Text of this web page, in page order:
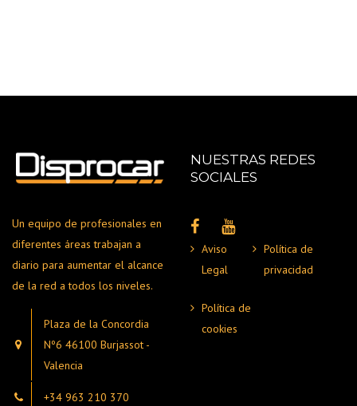
Un equipo de profesionales en
diferentes áreas trabajan a
diario para aumentar el alcance
de la red a todos los niveles.
Plaza de la Concordia
Nº6 46100 Burjassot -
Valencia
+34 963 210 370
NUESTRAS REDES
SOCIALES
Aviso
Legal
Política de
privacidad
Política de
cookies